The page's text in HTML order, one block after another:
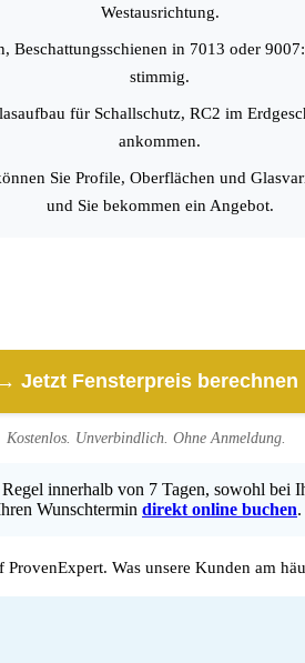
Westausrichtung.
in 7013 oder
stimmig.
für Schallschutz, RC2 im
ankommen.
Sie Profile, Oberflächen und
und Sie bekommen ein Angebot.
→ Jetzt Fensterpreis berechnen
Kostenlos. Unverbindlich. Ohne Anmeldung.
innerhalb von 7 Tagen, sowohl bei
Wunschtermin direkt online buchen.
ProvenExpert. Was unsere Kunden am